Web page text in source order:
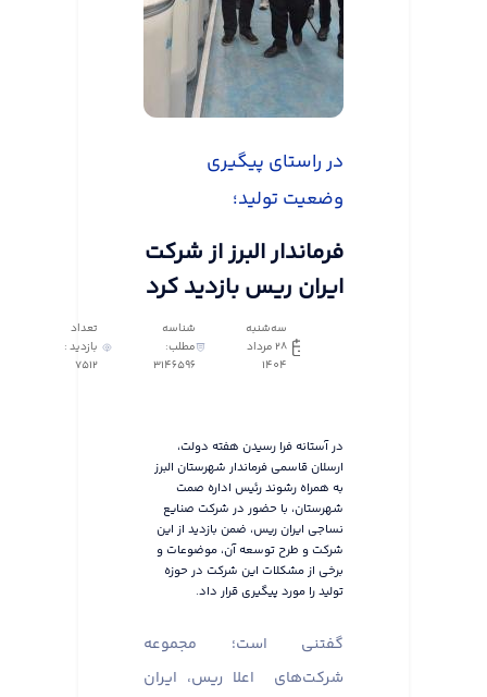
در راستای پیگیری
وضعیت تولید؛
فرماندار البرز از شرکت
ایران ریس بازدید کرد
سه‌شنبه
28 مرداد
1404
شناسه
مطلب:
3146596
تعداد
بازدید :
7512
در آستانه فرا رسیدن هفته دولت،
ارسلان قاسمی فرماندار شهرستان البرز
به همراه رشوند رئیس اداره صمت
شهرستان، با حضور در شرکت صنایع
نساجی ایران ریس، ضمن بازدید از این
شرکت و طرح توسعه آن، موضوعات و
برخی از مشکلات این شرکت در حوزه
تولید را مورد پیگیری قرار داد.
گفتنی است؛ مجموعه
شرکت‌های اعلا ریس، ایران